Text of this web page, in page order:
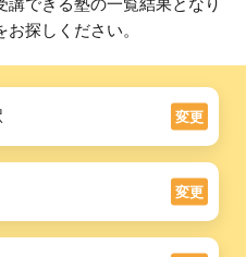
できる塾の一覧結果となり
探しください。
変更
変更